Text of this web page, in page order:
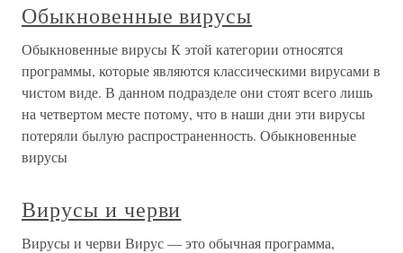
Обыкновенные вирусы
Обыкновенные вирусы К этой категории относятся
программы, которые являются классическими вирусами в
чистом виде. В данном подразделе они стоят всего лишь
на четвертом месте потому, что в наши дни эти вирусы
потеряли былую распространенность. Обыкновенные
вирусы
Вирусы и черви
Вирусы и черви Вирус — это обычная программа,